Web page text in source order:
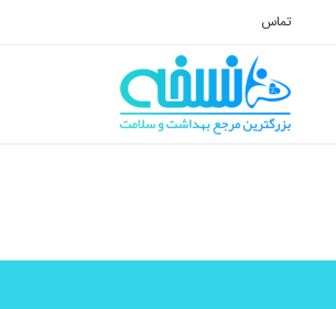
تماس